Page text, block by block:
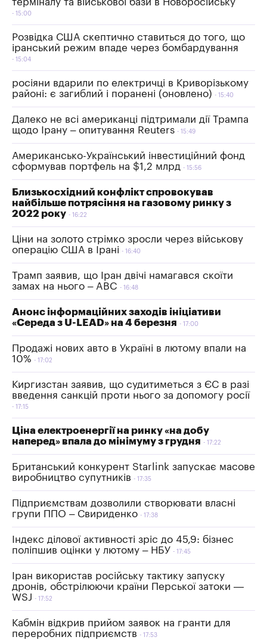
терміналу та військової бази в Новоросійську
15:00
Розвідка США скептично ставиться до того, що
іранський режим впаде через бомбардування
15:04
росіяни вдарили по електричці в Криворізькому
районі: є загиблий і поранені (оновлено)
15:40
Далеко не всі американці підтримали дії Трампа
щодо Ірану – опитування Reuters
15:49
Американсько-Український інвестиційний фонд
сформував портфель на $1,2 млрд
15:56
Близькосхідний конфлікт спровокував
найбільше потрясіння на газовому ринку з
2022 року
16:22
Ціни на золото стрімко зросли через військову
операцію США в Ірані
16:40
Трамп заявив, що Іран двічі намагався скоїти
замах на нього – ABC
16:48
Анонс інформаційних заходів ініціативи
«Середа з U-LEAD» на 4 березня
17:00
Продажі нових авто в Україні в лютому впали на
10%
17:02
Киргизстан заявив, що судитиметься з ЄС в разі
введення санкцій проти нього за допомогу росії
17:15
Ціна електроенергії на ринку «на добу
наперед» впала до мінімуму з грудня
17:22
Британський конкурент Starlink запускає масове
виробництво супутників
17:35
Підприємствам дозволили створювати власні
групи ППО – Свириденко
17:38
Індекс ділової активності зріс до 45,9: бізнес
поліпшив оцінки у лютому – НБУ
17:45
Іран використав російську тактику запуску
дронів, обстрілюючи країни Перської затоки —
WSJ
17:52
Кабмін відкрив прийом заявок на гранти для
переробних підприємств
17:53